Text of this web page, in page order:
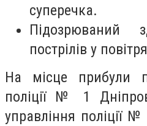
суперечка.
Підозрюваний
пострілів у
На місце прибули
поліції № 1
управління поліції